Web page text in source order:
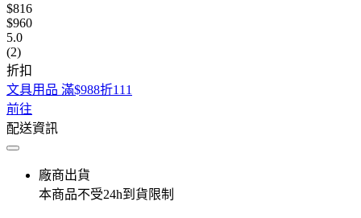
$816
$960
5.0
(2)
折扣
文具用品 滿$988折111
前往
配送資訊
廠商出貨
本商品不受24h到貨限制